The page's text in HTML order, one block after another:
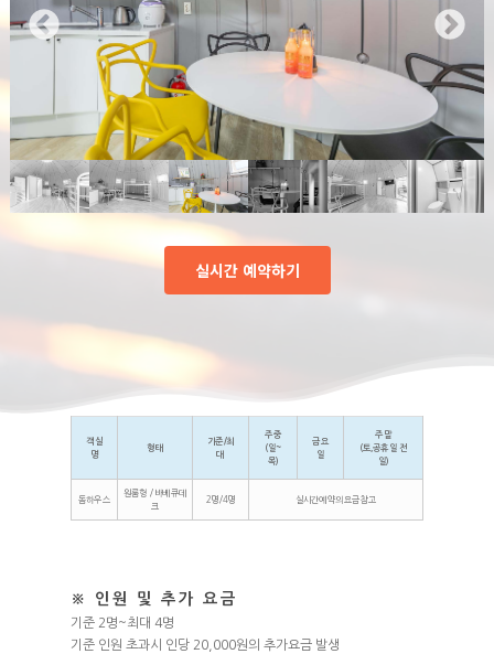
실시간 예약하기
객실
명
형태
기준/최
대
주중
(일~
목)
금요
일
주말
(토,공휴일 전
일)
돔하우스
원룸형 / 바베큐데
크
2명/4명 실시간예약의 요금참고
※ 인원 및 추가 요금
기준 2명~최대 4명
기준 인원 초과시 인당 20,000원의 추가요금 발생